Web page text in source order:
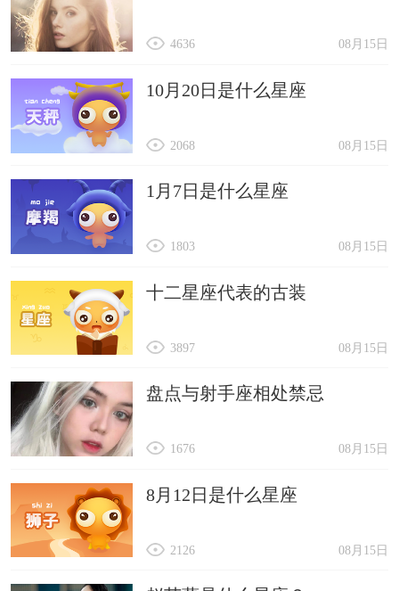
08月15日
4636
10月20日是什么星座
08月15日
2068
1月7日是什么星座
08月15日
1803
十二星座代表的古装
08月15日
3897
盘点与射手座相处禁忌
08月15日
1676
8月12日是什么星座
08月15日
2126